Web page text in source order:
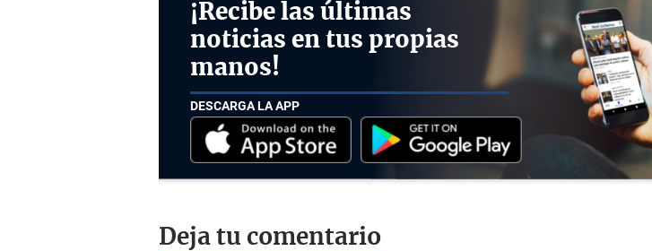
¡Recibe las últimas
noticias en tus propias
manos!
DESCARGA LA APP
Deja tu comentario